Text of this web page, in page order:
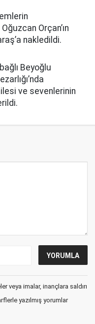
Orçan’ın
nakledildi.
Beyoğlu
ve sevenlerinin
veya imalar, inançlara saldırı
yazılmış yorumlar